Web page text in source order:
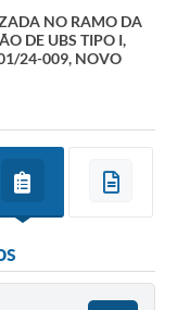
NO RAMO DA
DE UBS TIPO I,
24-009, NOVO